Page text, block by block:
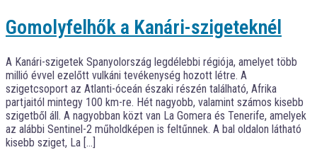
Gomolyfelhők a Kanári-szigeteknél
A Kanári-szigetek Spanyolország legdélebbi régiója, amelyet több
millió évvel ezelőtt vulkáni tevékenység hozott létre. A
szigetcsoport az Atlanti-óceán északi részén található, Afrika
partjaitól mintegy 100 km-re. Hét nagyobb, valamint számos kisebb
szigetből áll. A nagyobban közt van La Gomera és Tenerife, amelyek
az alábbi Sentinel-2 műholdképen is feltűnnek. A bal oldalon látható
kisebb sziget, La […]